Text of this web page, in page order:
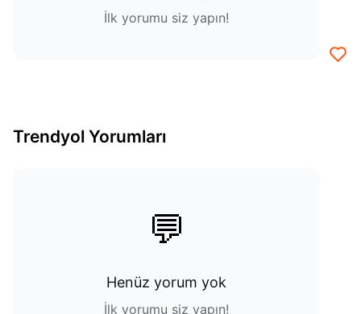
İlk yorumu siz yapın!
Trendyol Yorumları
💬
Henüz yorum yok
İlk yorumu siz yapın!